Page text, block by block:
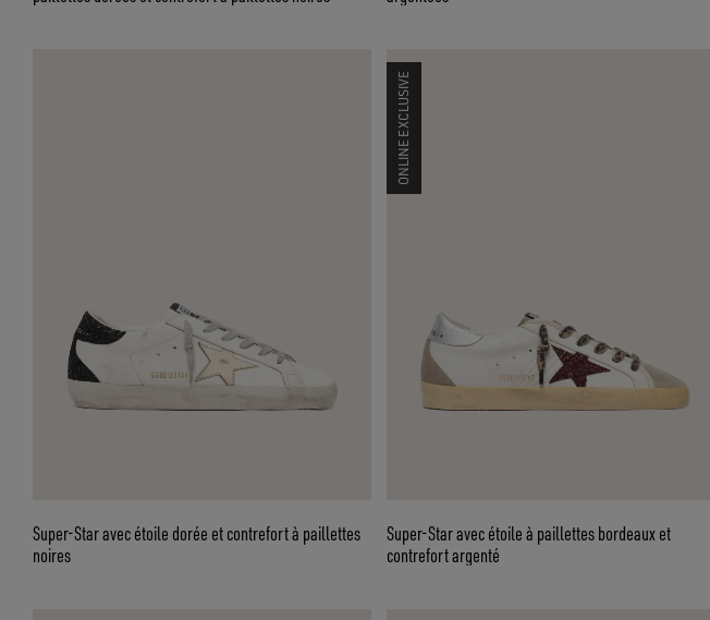
Super-Star avec étoile dorée et contrefort à paillettes
noires
ONLINE EXCLUSIVE
Super-Star avec étoile à paillettes bordeaux et
contrefort argenté